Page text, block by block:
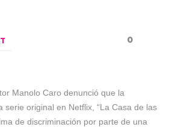
0
Manolo Caro denunció que la
serie original en Netflix, “La Casa de las
de discriminación por parte de una